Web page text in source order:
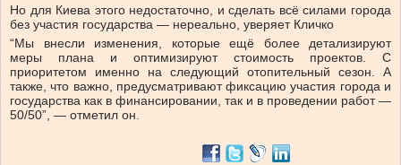
Но для Киева этого недостаточно, и сделать всё силами города
без участия государства — нереально, уверяет Кличко
“Мы внесли изменения, которые ещё более детализируют
меры плана и оптимизируют стоимость проектов. С
приоритетом именно на следующий отопительный сезон. А
также, что важно, предусматривают фиксацию участия города и
государства как в финансировании, так и в проведении работ —
50/50”, — отметил он.